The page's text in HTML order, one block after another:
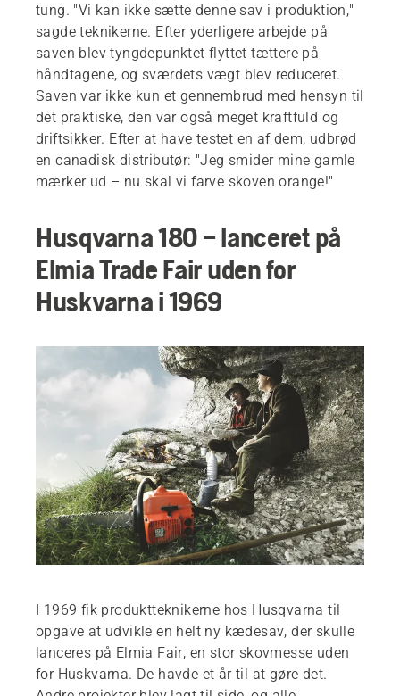
tung. "Vi kan ikke sætte denne sav i produktion,"
sagde teknikerne. Efter yderligere arbejde på
saven blev tyngdepunktet flyttet tættere på
håndtagene, og sværdets vægt blev reduceret.
Saven var ikke kun et gennembrud med hensyn til
det praktiske, den var også meget kraftfuld og
driftsikker. Efter at have testet en af dem, udbrød
en canadisk distributør: "Jeg smider mine gamle
mærker ud – nu skal vi farve skoven orange!"
Husqvarna 180 – lanceret på
Elmia Trade Fair uden for
Huskvarna i 1969
I 1969 fik produktteknikerne hos Husqvarna til
opgave at udvikle en helt ny kædesav, der skulle
lanceres på Elmia Fair, en stor skovmesse uden
for Huskvarna. De havde et år til at gøre det.